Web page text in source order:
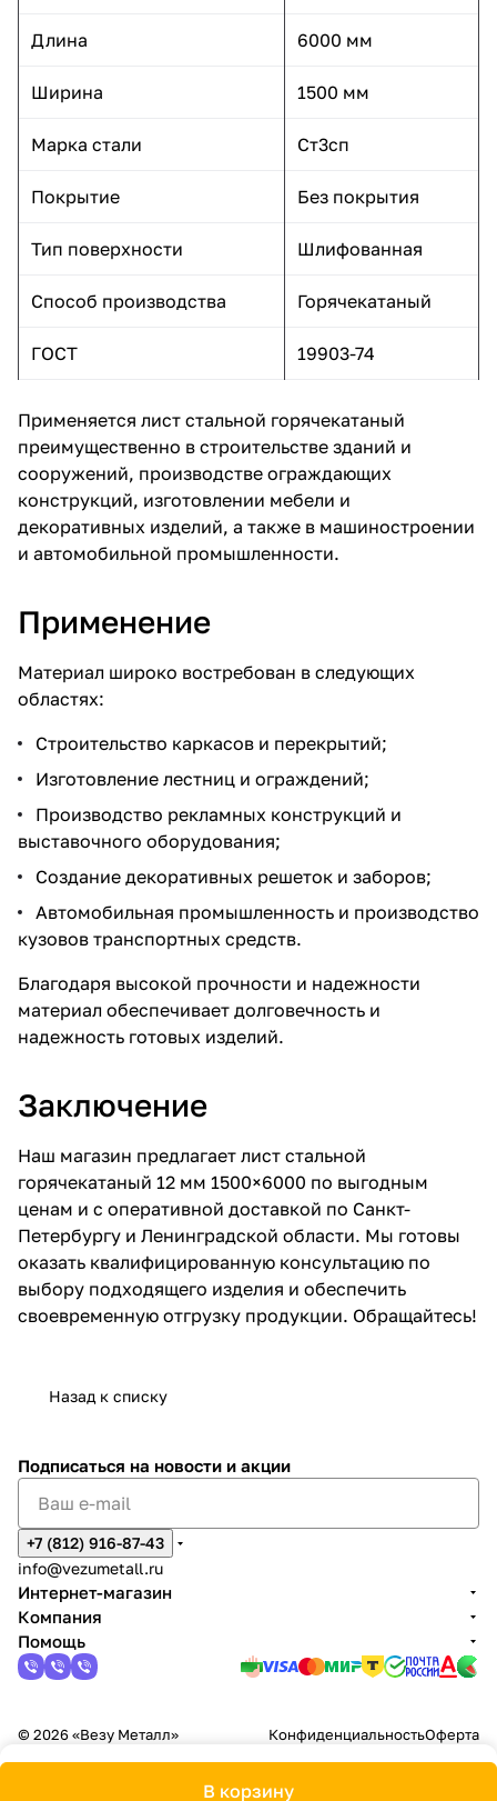
Длина 6000 мм
Ширина 1500 мм
Марка стали Ст3сп
Покрытие Без покрытия
Тип поверхности Шлифованная
Способ производства Горячекатаный
ГОСТ 19903-74
Применяется лист стальной горячекатаный
преимущественно в строительстве зданий и
сооружений, производстве ограждающих
конструкций, изготовлении мебели и
декоративных изделий, а также в машиностроении
и автомобильной промышленности.
Применение
Материал широко востребован в следующих
областях:
Строительство каркасов и перекрытий;
Изготовление лестниц и ограждений;
Производство рекламных конструкций и
выставочного оборудования;
Создание декоративных решеток и заборов;
Автомобильная промышленность и производство
кузовов транспортных средств.
Благодаря высокой прочности и надежности
материал обеспечивает долговечность и
надежность готовых изделий.
Заключение
Наш магазин предлагает лист стальной
горячекатаный 12 мм 1500×6000 по выгодным
ценам и с оперативной доставкой по Санкт-
Петербургу и Ленинградской области. Мы готовы
оказать квалифицированную консультацию по
выбору подходящего изделия и обеспечить
своевременную отгрузку продукции. Обращайтесь!
Назад к списку
В корзину
Подписаться на новости и акции
+7 (812) 916-87-43
info@vezumetall.ru
Интернет-магазин
Компания
Помощь
© 2026 «Везу Металл» КонфиденциальностьОферта